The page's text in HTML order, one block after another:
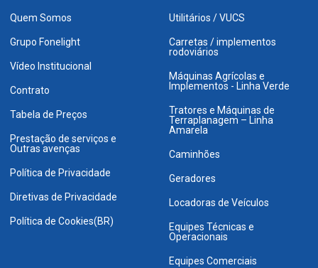
Quem Somos
Grupo Fonelight
Vídeo Institucional
Contrato
Tabela de Preços
Prestação de serviços e
Outras avenças
Política de Privacidade
Diretivas de Privacidade
Política de Cookies(BR)
Utilitários / VUCS
Carretas / implementos
rodoviários
Máquinas Agrícolas e
Implementos - Linha Verde
Tratores e Máquinas de
Terraplanagem – Linha
Amarela
Caminhões
Geradores
Locadoras de Veículos
Equipes Técnicas e
Operacionais
Equipes Comerciais